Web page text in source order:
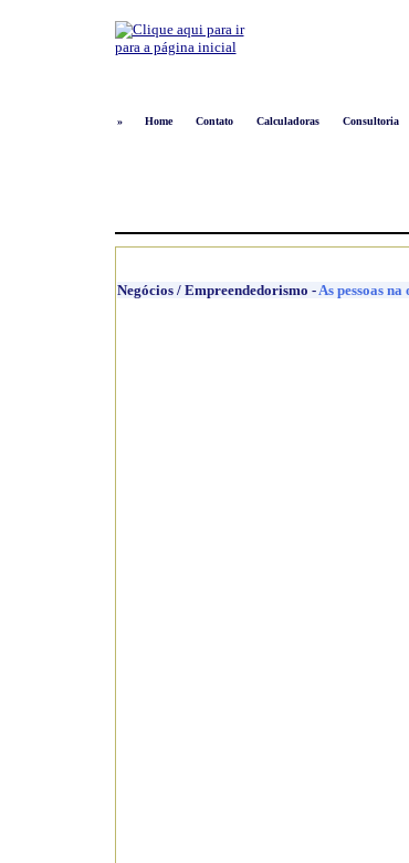
»
Home Contato Calculadoras Consultoria
Negócios / Empreendedorismo -As pessoas